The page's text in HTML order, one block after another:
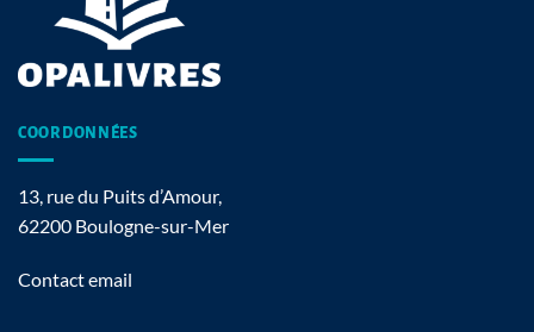
COORDONNÉES
13, rue du Puits d’Amour,
62200 Boulogne-sur-Mer
Contact email